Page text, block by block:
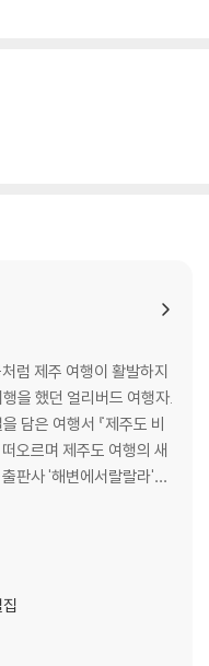
럼 제주 여행이 활발하지
을 했던 얼리버드 여행자.
담은 여행서 『제주도 비
오르며 제주도 여행의 새
판사 '해변에서랄랄라'를
룡
단편 「그래도 될까」로 제